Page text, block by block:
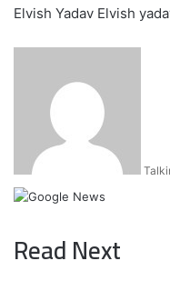
Elvish Yadav Elvish
Read Next